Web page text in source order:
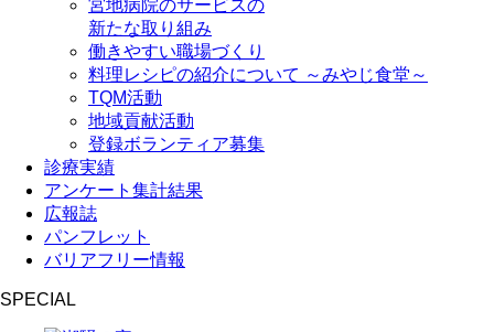
宮地病院のサービスの
新たな取り組み
働きやすい職場づくり
料理レシピの紹介について ～みやじ食堂～
TQM活動
地域貢献活動
登録ボランティア募集
診療実績
アンケート集計結果
広報誌
パンフレット
バリアフリー情報
SPECIAL